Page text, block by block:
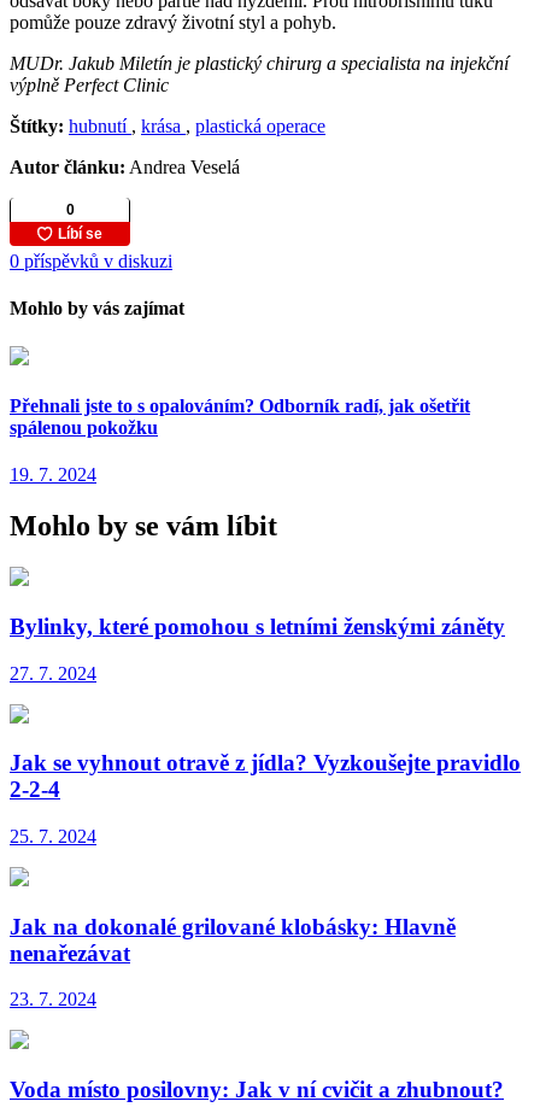
pomůže pouze zdravý životní styl a pohyb.
MUDr. Jakub Miletín je plastický chirurg a specialista na injekční
výplně Perfect Clinic
Štítky: hubnutí , krása , plastická operace
Autor článku: Andrea Veselá
0 příspěvků v diskuzi
Mohlo by vás zajímat
Přehnali jste to s opalováním? Odborník radí, jak ošetřit
spálenou pokožku
19. 7. 2024
Mohlo by se vám líbit
Bylinky, které pomohou s letními ženskými záněty
27. 7. 2024
Jak se vyhnout otravě z jídla? Vyzkoušejte pravidlo
2-2-4
25. 7. 2024
Jak na dokonalé grilované klobásky: Hlavně
nenařezávat
23. 7. 2024
Voda místo posilovny: Jak v ní cvičit a zhubnout?